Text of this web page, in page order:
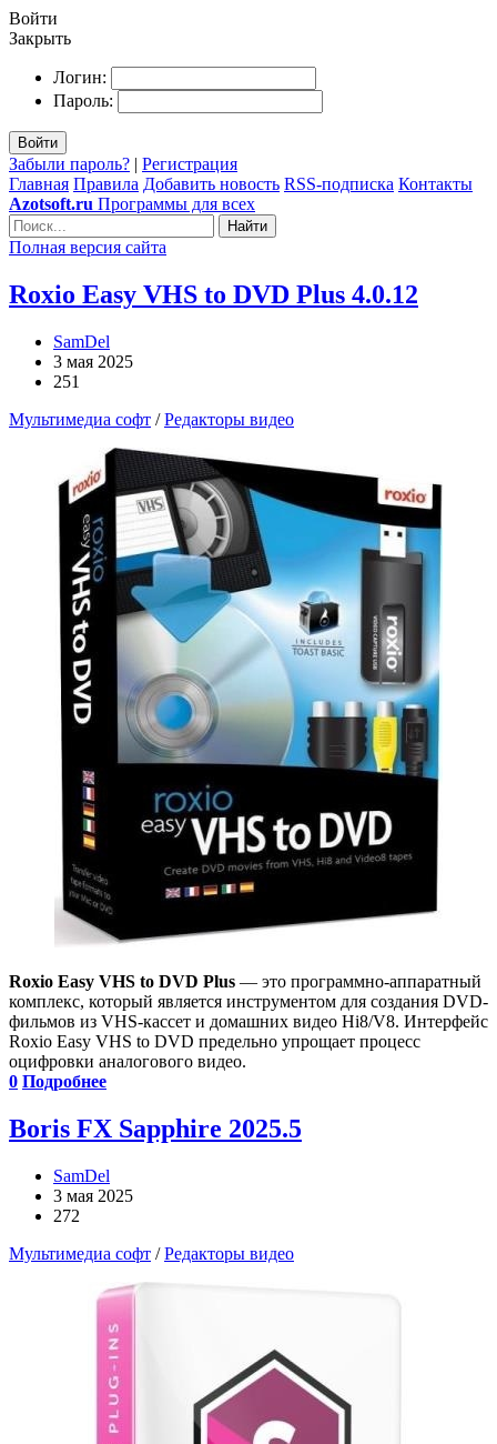
Войти
Закрыть
Логин:
Пароль:
Войти
Забыли пароль? | Регистрация
Главная Правила Добавить новость RSS-подписка Контакты
Azotsoft.ru Программы для всех
Найти
Полная версия сайта
Roxio Easy VHS to DVD Plus 4.0.12
SamDel
3 мая 2025
251
Мультимедиа софт /Редакторы видео
Roxio Easy VHS to DVD Plus — это программно-аппаратный
комплекс, который является инструментом для создания DVD-
фильмов из VHS-кассет и домашних видео Hi8/V8. Интерфейс
Roxio Easy VHS to DVD предельно упрощает процесс
оцифровки аналогового видео.
0 Подробнее
Boris FX Sapphire 2025.5
SamDel
3 мая 2025
272
Мультимедиа софт /Редакторы видео